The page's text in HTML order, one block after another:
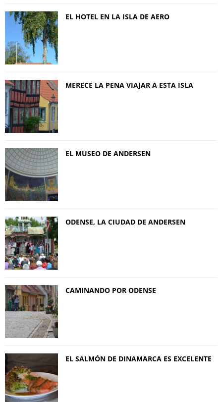
EL HOTEL EN LA ISLA DE AERO
MERECE LA PENA VIAJAR A ESTA ISLA
EL MUSEO DE ANDERSEN
ODENSE, LA CIUDAD DE ANDERSEN
CAMINANDO POR ODENSE
EL SALMÓN DE DINAMARCA ES EXCELENTE